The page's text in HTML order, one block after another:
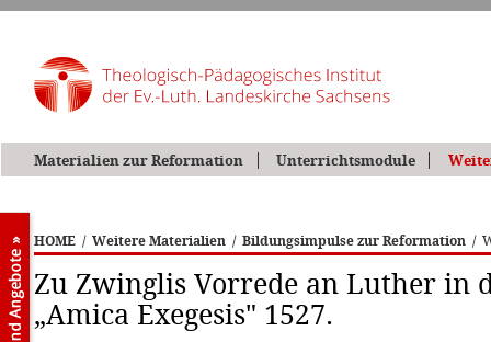
Materialien zur Reformation Unterrichtsmodule
HOME / Weitere Materialien / Bildungsimpulse zur Reformation /
Zu Zwinglis Vorrede an Luther in
„Amica Exegesis" 1527.